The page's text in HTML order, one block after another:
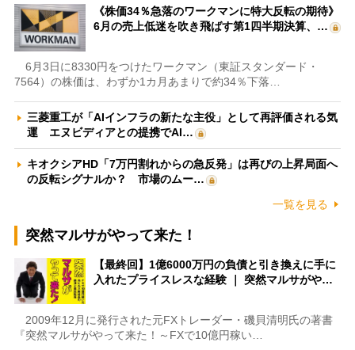
《株価34％急落のワークマンに特大反転の期待》
6月の売上低迷を吹き飛ばす第1四半期決算、…
6月3日に8330円をつけたワークマン（東証スタンダード・
7564）の株価は、わずか1カ月あまりで約34％下落…
三菱重工が「AIインフラの新たな主役」として再評価される気
運 エヌビディアとの提携でAI…
キオクシアHD「7万円割れからの急反発」は再びの上昇局面へ
の反転シグナルか？ 市場のムー…
一覧を見る
突然マルサがやって来た！
【最終回】1億6000万円の負債と引き換えに手に
入れたプライスレスな経験 ｜ 突然マルサがや…
2009年12月に発行された元FXトレーダー・磯貝清明氏の著書
『突然マルサがやって来た！～FXで10億円稼い…